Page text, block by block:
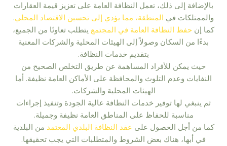
بالإضافة إلى ذلك، تعمل النظافة العامة على تعزيز قيمة العقارات
والممتلكات في المنطقة، مما يؤدي إلى تحسين الاقتصاد المحلي.
كما إن حفظ النظافة العامة في المجتمع يتطلب تعاونًا من الجميع،
بدءًا من السكان وصولاً إلى الهيئات المحلية والشركات المعنية
بتقديم خدمات النظافة.
حيث يمكن للأفراد المساهمة عن طريق التخلص الصحيح من
النفايات وعدم التلوث والمحافظة على الأماكن العامة نظيفة. أما
الهيئات المحلية والشركات.
ثم ينبغي لها توفير خدمات النظافة عالية الجودة وتنفيذ إجراءات
مناسبة للحفاظ على المناطق العامة نظيفة وجميلة.
كما من أجل الحصول على عقد النظافة البلدي المعتمد من البلدية
في أبها، هناك بعض الشروط والمتطلبات التي يجب تحقيقها.